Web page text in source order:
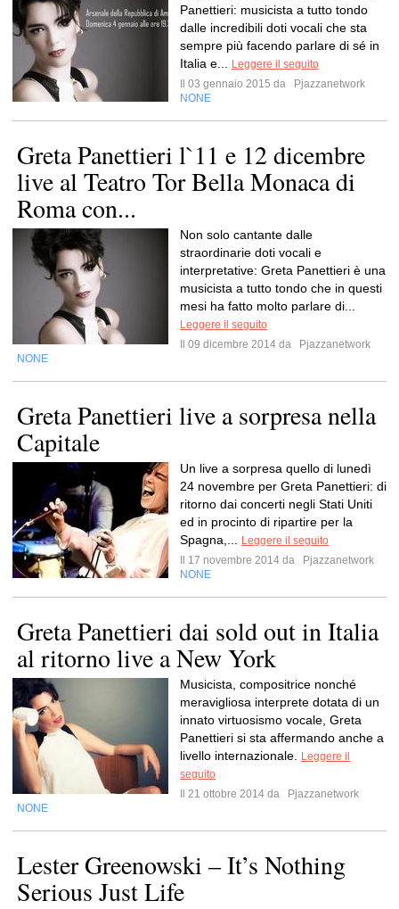
Panettieri: musicista a tutto tondo
dalle incredibili doti vocali che sta
sempre più facendo parlare di sé in
Italia e...
Leggere il seguito
Il 03 gennaio 2015 da
Pjazzanetwork
NONE
Greta Panettieri l`11 e 12 dicembre
live al Teatro Tor Bella Monaca di
Roma con...
Non solo cantante dalle
straordinarie doti vocali e
interpretative: Greta Panettieri è una
musicista a tutto tondo che in questi
mesi ha fatto molto parlare di...
Leggere il seguito
Il 09 dicembre 2014 da
Pjazzanetwork
NONE
Greta Panettieri live a sorpresa nella
Capitale
Un live a sorpresa quello di lunedì
24 novembre per Greta Panettieri: di
ritorno dai concerti negli Stati Uniti
ed in procinto di ripartire per la
Spagna,...
Leggere il seguito
Il 17 novembre 2014 da
Pjazzanetwork
NONE
Greta Panettieri dai sold out in Italia
al ritorno live a New York
Musicista, compositrice nonché
meravigliosa interprete dotata di un
innato virtuosismo vocale, Greta
Panettieri si sta affermando anche a
livello internazionale.
Leggere il
seguito
Il 21 ottobre 2014 da
Pjazzanetwork
NONE
Lester Greenowski – It’s Nothing
Serious Just Life